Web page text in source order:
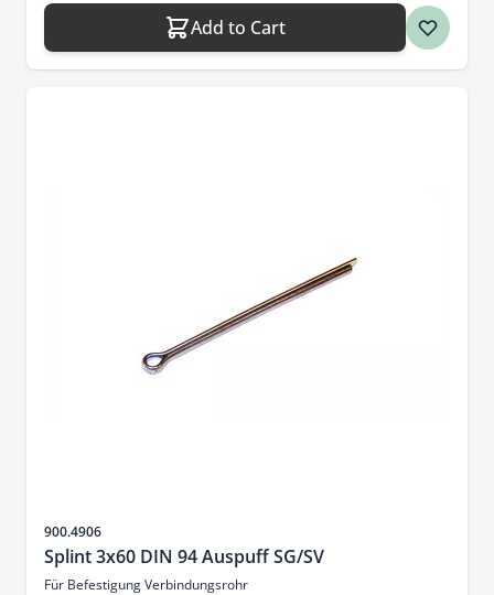
Add to Cart
Sku
900.4906
Splint 3x60 DIN 94 Auspuff SG/SV
Für Befestigung Verbindungsrohr